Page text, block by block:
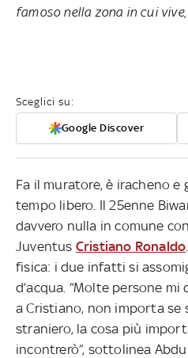
famoso nella zona in cui
Sceglici su:
Google Discover
Fa il muratore, è iracheno e
tempo libero. Il 25enne
davvero nulla in comune
Juventus Cristiano Ronaldo
fisica: i due infatti si
d’acqua. “Molte persone
a Cristiano, non importa se
straniero, la cosa più
incontrerò”, sottolinea